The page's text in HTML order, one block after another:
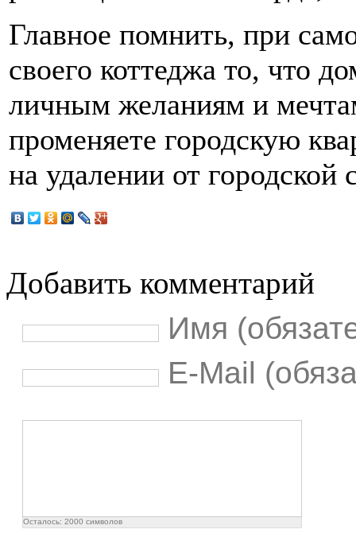
Главное помнить, при
своего коттеджа то, что
личным желаниям и
променяете городскую
на удалении от городской
Добавить комментарий
Имя
E-Mail
Осталось: 2000 символов